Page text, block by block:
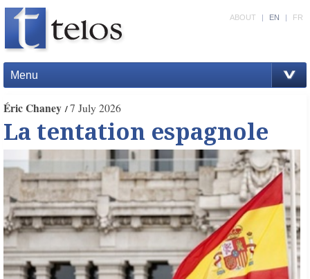
Menu
ABOUT | EN | FR
Éric Chaney 7 July 2026
La tentation espagnole